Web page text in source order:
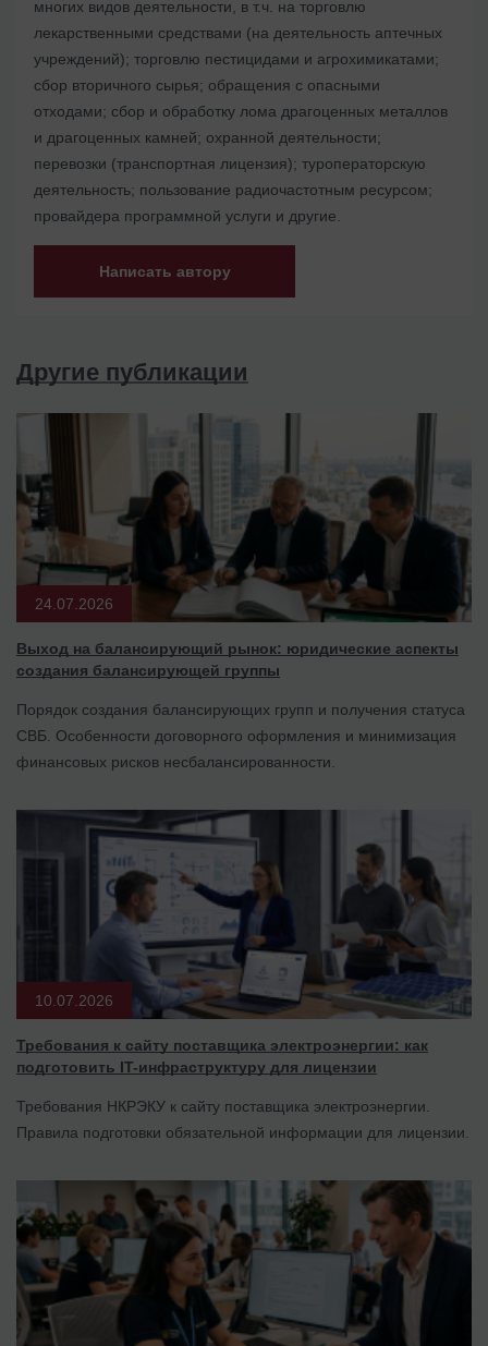
многих видов деятельности, в т.ч. на торговлю
лекарственными средствами (на деятельность аптечных
учреждений); торговлю пестицидами и агрохимикатами;
сбор вторичного сырья; обращения с опасными
отходами; сбор и обработку лома драгоценных металлов
и драгоценных камней; охранной деятельности;
перевозки (транспортная лицензия); туроператорскую
деятельность; пользование радиочастотным ресурсом;
провайдера программной услуги и другие.
Написать автору
Другие публикации
24.07.2026
Выход на балансирующий рынок: юридические аспекты
создания балансирующей группы
Порядок создания балансирующих групп и получения статуса
СВБ. Особенности договорного оформления и минимизация
финансовых рисков несбалансированности.
10.07.2026
Требования к сайту поставщика электроэнергии: как
подготовить IT-инфраструктуру для лицензии
Требования НКРЭКУ к сайту поставщика электроэнергии.
Правила подготовки обязательной информации для лицензии.